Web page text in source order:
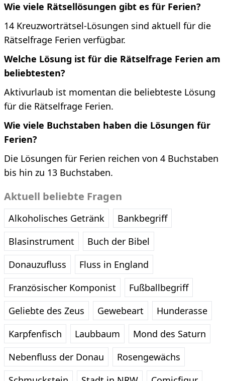
Wie viele Rätsellösungen gibt es für Ferien?
14 Kreuzworträtsel-Lösungen sind aktuell für die
Rätselfrage Ferien verfügbar.
Welche Lösung ist für die Rätselfrage Ferien am
beliebtesten?
Aktivurlaub ist momentan die beliebteste Lösung
für die Rätselfrage Ferien.
Wie viele Buchstaben haben die Lösungen für
Ferien?
Die Lösungen für Ferien reichen von 4 Buchstaben
bis hin zu 13 Buchstaben.
Aktuell beliebte Fragen
Alkoholisches Getränk
Bankbegriff
Blasinstrument
Buch der Bibel
Donauzufluss
Fluss in England
Französischer Komponist
Fußballbegriff
Geliebte des Zeus
Gewebeart
Hunderasse
Karpfenfisch
Laubbaum
Mond des Saturn
Nebenfluss der Donau
Rosengewächs